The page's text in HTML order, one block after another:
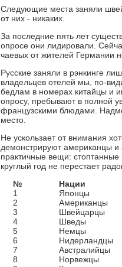
Следующие места заняли
от них - никаких.
За последние пять лет
опросе они лидировали.
чаевых от жителей Германии
Русские заняли в рэнкинге
владельцев отелей мы, по-
бедлам в номерах китайцы и
опросу, пребывают в полной
французскими блюдами.
место.
Не ускользает от внимания
демонстрируют американцы
практичные вещи:
круглый год не перестает
№
Нации
1
Японцы
2
Американцы
3
Швейцарцы
4
Шведы
5
Немцы
6
Нидерландцы
7
Австралийцы
8
Норвежцы